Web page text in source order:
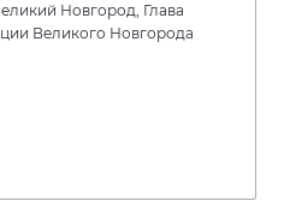
Новгород, Глава
Великого Новгорода